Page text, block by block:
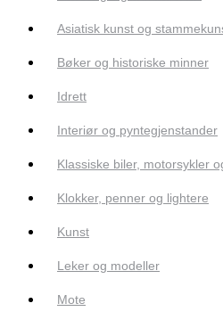
Asiatisk kunst og
Bøker og historiske minner
Idrett
Interiør og pyntegjenstander
Klassiske biler, motorsykler
Klokker, penner og lightere
Kunst
Leker og modeller
Mote